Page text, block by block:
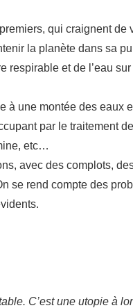
qui craignent de
la planète dans sa
respirable et de l’eau sur
à une montée des eaux
par le traitement
etc…
avec des complots,
se rend compte des
C’est une utopie à